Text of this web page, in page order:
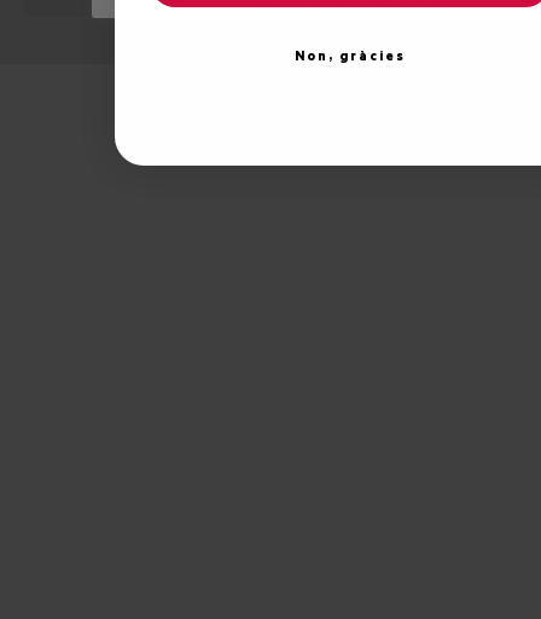
Non, gràcies